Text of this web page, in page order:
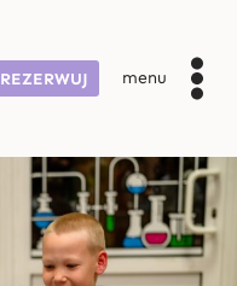
REZERWUJ menu